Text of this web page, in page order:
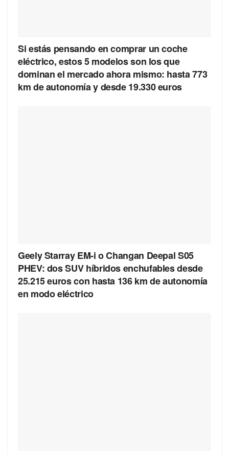
Si estás pensando en comprar un coche
eléctrico, estos 5 modelos son los que
dominan el mercado ahora mismo: hasta 773
km de autonomía y desde 19.330 euros
Geely Starray EM-i o Changan Deepal S05
PHEV: dos SUV híbridos enchufables desde
25.215 euros con hasta 136 km de autonomía
en modo eléctrico